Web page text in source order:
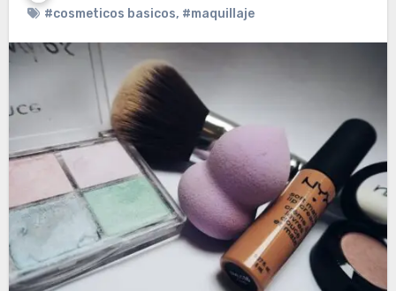
#cosmeticos basicos, #maquillaje